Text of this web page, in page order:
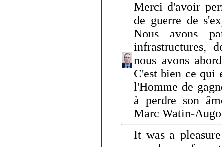
Merci d'avoir
de guerre de
Nous avons
infrastructures,
nous avons
C'est bien ce qui
l'Homme de
à perdre son
Marc Watin-
It was a